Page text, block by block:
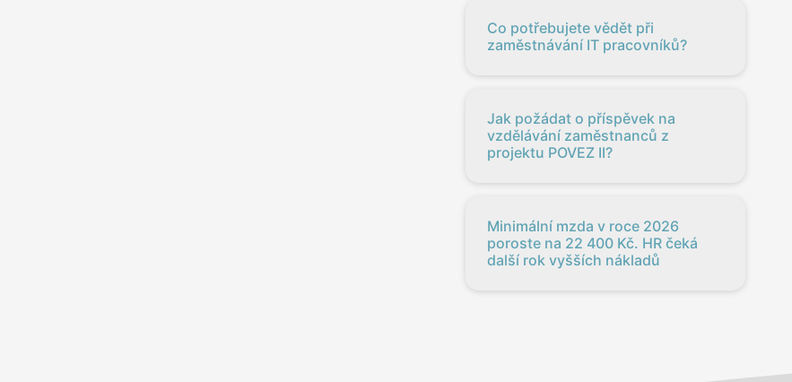
Co potřebujete vědět při
zaměstnávání IT pracovníků?
Jak požádat o příspěvek na
vzdělávání zaměstnanců z
projektu POVEZ II?
Minimální mzda v roce 2026
poroste na 22 400 Kč. HR čeká
další rok vyšších nákladů